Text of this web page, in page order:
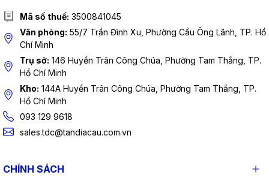
Mã số thuế: 3500841045
Văn phòng: 55/7 Trần Đình Xu, Phường Cầu Ông Lãnh, TP. Hồ
Chí Minh
Trụ sở: 146 Huyền Trân Công Chúa, Phường Tam Thắng, TP.
Hồ Chí Minh
Kho: 144A Huyền Trân Công Chúa, Phường Tam Thắng, TP.
Hồ Chí Minh
093 129 9618
sales.tdc@tandiacau.com.vn
CHÍNH SÁCH